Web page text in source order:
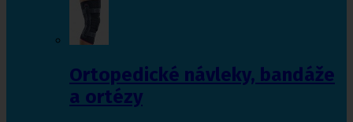
Ortopedické návleky, bandáže
a ortézy